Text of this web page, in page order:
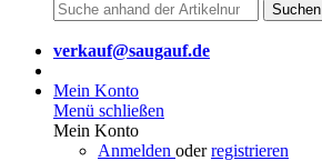
Suchen
verkauf@saugauf.de
Mein Konto
Menü schließen
Mein Konto
Anmelden oderregistrieren